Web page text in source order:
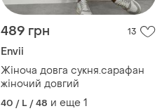
489 грн 13
Envii
Жіноча довга сукня.сарафан
жіночий довгий
40 / L / 48 и еще 1